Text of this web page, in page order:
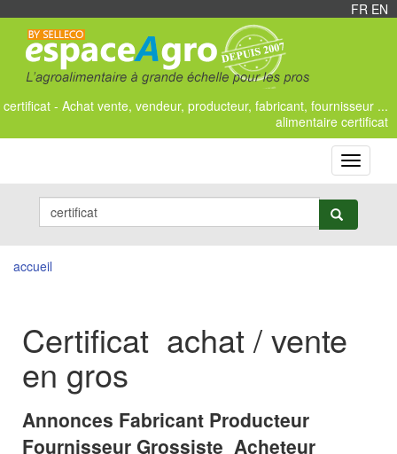
FR EN
certificat - Achat vente, vendeur, producteur, fabricant, fournisseur ...
alimentaire certificat
Toggle
accueil
Certificat achat / vente
en gros
Annonces Fabricant Producteur
Fournisseur Grossiste Acheteur